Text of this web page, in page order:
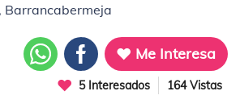
Barrancabermeja
Me Interesa
5 Interesados 164 Vistas